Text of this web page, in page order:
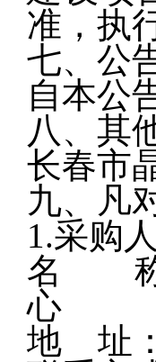
准，执
七、公
自本公
八、其
长春市
九、凡
1.采购
名
地
址